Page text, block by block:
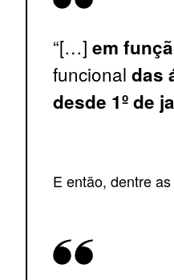
“[…] em
funcional das
desde 1º de
E então, dentre